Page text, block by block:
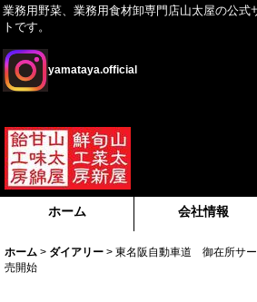
業務用野菜、業務用食材卸専門店山太屋の公式
トです。
yamataya.official
ホーム 会社情報
ホーム > ダイアリー > 東名阪自動車道 御在所サ
売開始